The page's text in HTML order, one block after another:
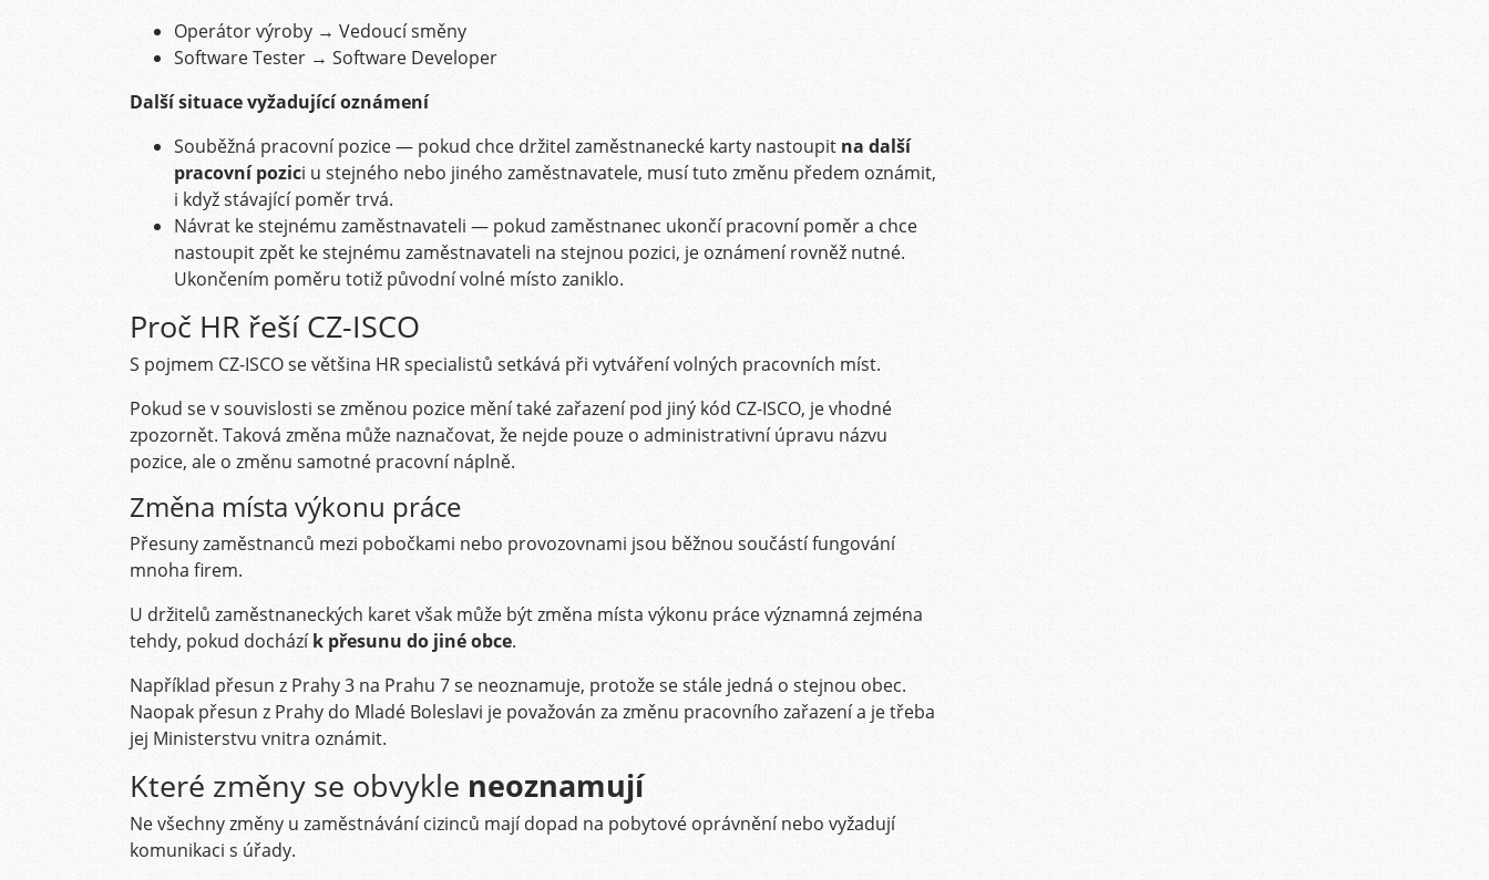
Operátor výroby → Vedoucí směny
Software Tester → Software Developer
Další situace vyžadující oznámení
Souběžná pracovní pozice — pokud chce držitel zaměstnanecké karty nastoupit na další
pracovní pozici u stejného nebo jiného zaměstnavatele, musí tuto změnu předem oznámit,
i když stávající poměr trvá.
Návrat ke stejnému zaměstnavateli — pokud zaměstnanec ukončí pracovní poměr a chce
nastoupit zpět ke stejnému zaměstnavateli na stejnou pozici, je oznámení rovněž nutné.
Ukončením poměru totiž původní volné místo zaniklo.
Proč HR řeší CZ-ISCO
S pojmem CZ-ISCO se většina HR specialistů setkává při vytváření volných pracovních míst.
Pokud se v souvislosti se změnou pozice mění také zařazení pod jiný kód CZ-ISCO, je vhodné
zpozornět. Taková změna může naznačovat, že nejde pouze o administrativní úpravu názvu
pozice, ale o změnu samotné pracovní náplně.
Změna místa výkonu práce
Přesuny zaměstnanců mezi pobočkami nebo provozovnami jsou běžnou součástí fungování
mnoha firem.
U držitelů zaměstnaneckých karet však může být změna místa výkonu práce významná zejména
tehdy, pokud docházík přesunu do jiné obce.
Například přesun z Prahy 3 na Prahu 7 se neoznamuje, protože se stále jedná o stejnou obec.
Naopak přesun z Prahy do Mladé Boleslavi je považován za změnu pracovního zařazení a je třeba
jej Ministerstvu vnitra oznámit.
Které změny se obvykle neoznamují
Ne všechny změny u zaměstnávání cizinců mají dopad na pobytové oprávnění nebo vyžadují
komunikaci s úřady.